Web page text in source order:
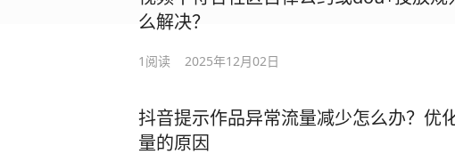
么解决？
1 阅读 2025年12月02日
抖音提示作品异常流量减少怎么办？优
量的原因